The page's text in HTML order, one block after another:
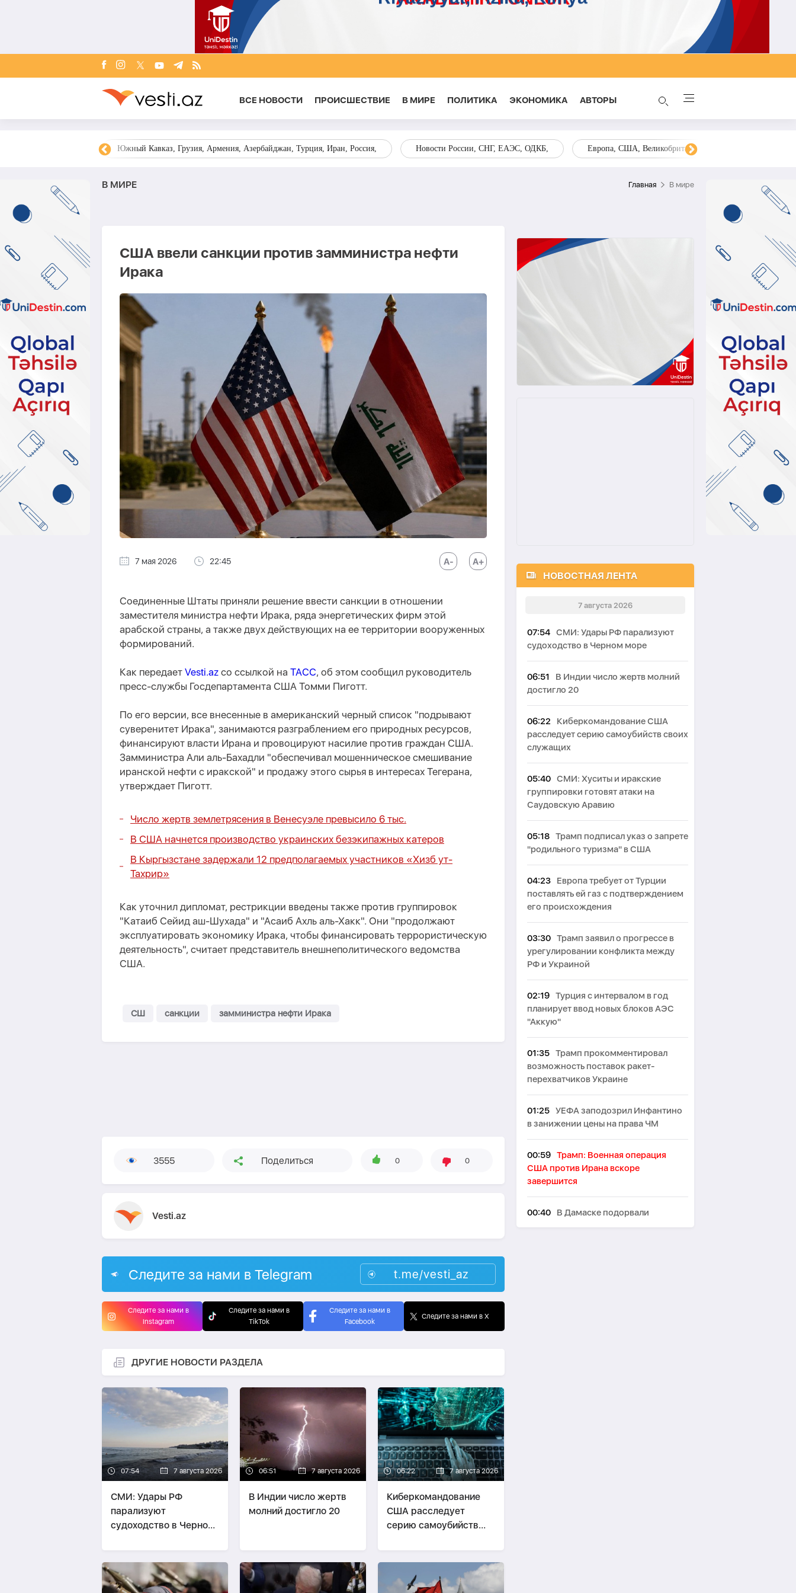
ВСЕ НОВОСТИ ПРОИСШЕСТВИЕ В МИРЕ ПОЛИТИКА ЭКОНОМИКА AВТОРЫ
Южный Кавказ, Грузия, Армения, Азербайджан, Турция, Иран, Россия, Новости России, СНГ, ЕАЭС, ОДКБ, Европа, США, Великобритания, Украина, Запад,
В МИРЕ Главная В мире
США ввели санкции против замминистра нефти
Ирака
7 мая 2026 22:45
Соединенные Штаты приняли решение ввести санкции в отношении
заместителя министра нефти Ирака, ряда энергетических фирм этой
арабской страны, а также двух действующих на ее территории вооруженных
формирований.
Как передает Vesti.az со ссылкой на ТАСС, об этом сообщил руководитель
пресс-службы Госдепартамента США Томми Пиготт.
По его версии, все внесенные в американский черный список "подрывают
суверенитет Ирака", занимаются разграблением его природных ресурсов,
финансируют власти Ирана и провоцируют насилие против граждан США.
Замминистра Али аль-Бахадли "обеспечивал мошенническое смешивание
иранской нефти с иракской" и продажу этого сырья в интересах Тегерана,
утверждает Пиготт.
Число жертв землетрясения в Венесуэле превысило 6 тыс.
В США начнется производство украинских безэкипажных катеров
В Кыргызстане задержали 12 предполагаемых участников «Хизб ут-
Тахрир»
Как уточнил дипломат, рестрикции введены также против группировок
"Катаиб Сейид аш-Шухада" и "Асаиб Ахль аль-Хакк". Они "продолжают
эксплуатировать экономику Ирака, чтобы финансировать террористическую
деятельность", считает представитель внешнеполитического ведомства
США.
СШ санкции замминистра нефти Ирака
3555 Поделиться 0 0
Vesti.az
Следите за нами в Telegram t.me/vesti_az
Следите за нами в
Instagram
Следите за нами в
TikTok
Следите за нами в
Facebook
Следите за нами в X
ДРУГИЕ НОВОСТИ РАЗДЕЛА
07:54 7 августа 2026
СМИ: Удары РФ
парализуют
судоходство в Черном
06:51 7 августа 2026
В Индии число жертв
молний достигло 20
06:22 7 августа 2026
Киберкомандование
США расследует
серию самоубийств
НОВОСТНАЯ ЛЕНТА
7 августа 2026
07:54 СМИ: Удары РФ парализуют
судоходство в Черном море
06:51
В Индии число жертв молний
достигло 20
06:22
Киберкомандование США
расследует серию самоубийств своих
служащих
05:40 СМИ: Хуситы и иракские
группировки готовят атаки на
Саудовскую Аравию
05:18 Трамп подписал указ о запрете
"родильного туризма" в США
04:23
Европа требует от Турции
поставлять ей газ с подтверждением
его происхождения
03:30 Трамп заявил о прогрессе в
урегулировании конфликта между
РФ и Украиной
02:19 Турция с интервалом в год
планирует ввод новых блоков АЭС
"Аккую"
01:35 Трамп прокомментировал
возможность поставок ракет-
перехватчиков Украине
01:25 УЕФА заподозрил Инфантино
в занижении цены на права ЧМ
00:59 Трамп: Военная операция
США против Ирана вскоре
завершится
00:40
В Дамаске подорвали
микроавтобус: есть погибшие и